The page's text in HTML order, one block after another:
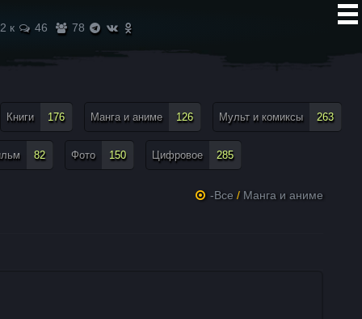
2 к 46 78
Книги 176 Манга и аниме 126 Мульт и комиксы 263
82 Фото 150 Цифровое 285
-Все / Манга и аниме